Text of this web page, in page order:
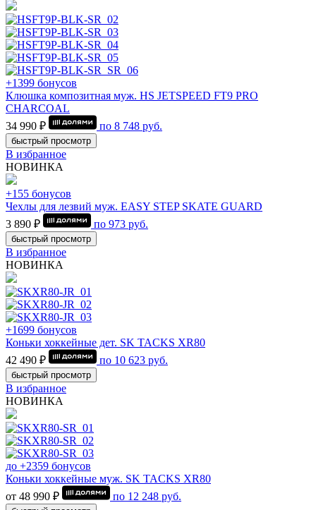
+1399 бонусов
Клюшка композитная муж. HS JETSPEED FT9 PRO
CHARCOAL
34 990 ₽
по 8 748 руб.
быстрый просмотр
В избранное
НОВИНКА
+155 бонусов
Чехлы для лезвий муж. EASY STEP SKATE GUARD
3 890 ₽
по 973 руб.
быстрый просмотр
В избранное
НОВИНКА
+1699 бонусов
Коньки хоккейные дет. SK TACKS XR80
42 490 ₽
по 10 623 руб.
быстрый просмотр
В избранное
НОВИНКА
до +2359 бонусов
Коньки хоккейные муж. SK TACKS XR80
от 48 990 ₽
по 12 248 руб.